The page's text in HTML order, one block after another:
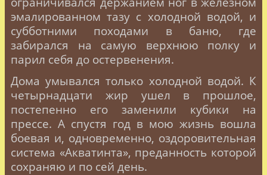
эмалированном тазу с холодной водой, и
субботними походами в баню, где
забирался на самую верхнюю полку и
парил себя до остервенения.
Дома умывался только холодной водой. К
четырнадцати жир ушел в прошлое,
постепенно его заменили кубики на
прессе. А спустя год в мою жизнь вошла
боевая и, одновременно, оздоровительная
система «Акватинта», преданность которой
сохраняю и по сей день.